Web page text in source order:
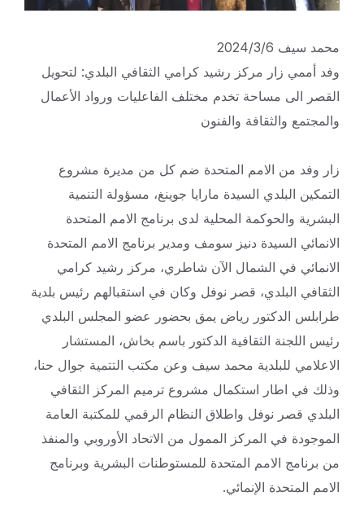
محمد سيف 2024/3/6
وفد أممي زار مركز رشيد كرامي الثقافي البلدي: لتحويل
القصر الى مساحة تخدم مختلف الفاعليات ورواد الأعمال
والمجتمع والثقافة والفنون
زار وفد من الامم المتحدة ضم كل من مديرة مشروع
التمكين البلدي السيدة مارايا جوينغ، مسؤولة التنمية
البشرية والحوكمة المحلية لدى برنامج الامم المتحدة
الانمائي السيدة دنيز سومف ومدير برنامج الامم المتحدة
الانمائي في الشمال الآن شاطري، مركز رشيد كرامي
الثقافي البلدي، قصر نوفل وكان في استقبالهم رئيس بلدية
طرابلس الدكتور رياض يمق بحضور عضو المجلس البلدي
رئيس اللجنة الثقافية الدكتور باسم بخاش، المستشار
الاعلامي للبلدية محمد سيف وعن مكتب التتمية جوال حنا،
وذلك في اطار استكمال مشروع ترميم المركز الثقافي
البلدي قصر نوفل واطلاق النظام الرقمي للمكتبة العامة
الموجودة في المركز الممول من الاتحاد الأوروبي والمنفذ
من برنامج الامم المتحدة للمستوطنات البشرية وبرنامج
الامم المتحدة الإنمائي.